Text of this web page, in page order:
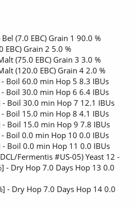
(7.0 EBC) Grain 1 90.0 %
Grain 2 5.0 %
(75.0 EBC) Grain 3 3.0 %
(120.0 EBC) Grain 4 2.0 %
Boil 60.0 min Hop 5 8.3 IBUs
Boil 30.0 min Hop 6 6.4 IBUs
Boil 30.0 min Hop 7 12.1 IBUs
Boil 15.0 min Hop 8 4.1 IBUs
Boil 15.0 min Hop 9 7.8 IBUs
Boil 0.0 min Hop 10 0.0 IBUs
Boil 0.0 min Hop 11 0.0 IBUs
Fermentis #US-05) Yeast 12 -
- Dry Hop 7.0 Days Hop 13 0.0
- Dry Hop 7.0 Days Hop 14 0.0